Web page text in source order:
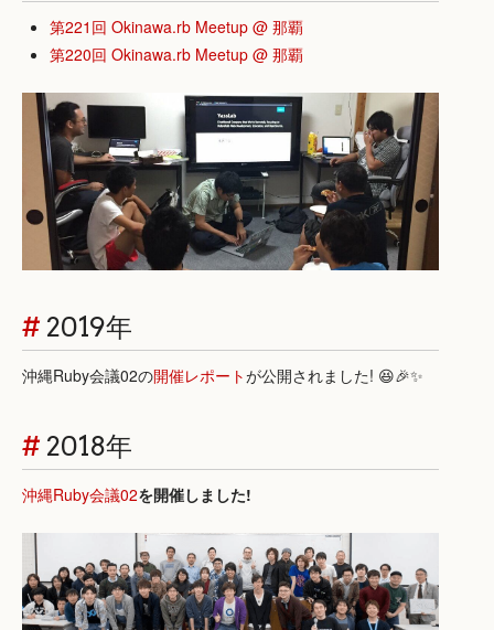
第221回 Okinawa.rb Meetup @ 那覇
第220回 Okinawa.rb Meetup @ 那覇
# 2019年
沖縄Ruby会議02の開催レポートが公開されました! 😆🎉✨
# 2018年
沖縄Ruby会議02を開催しました!